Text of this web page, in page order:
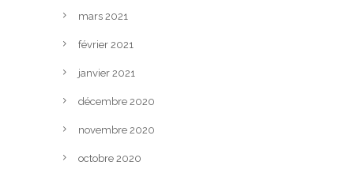
mars 2021
février 2021
janvier 2021
décembre 2020
novembre 2020
octobre 2020